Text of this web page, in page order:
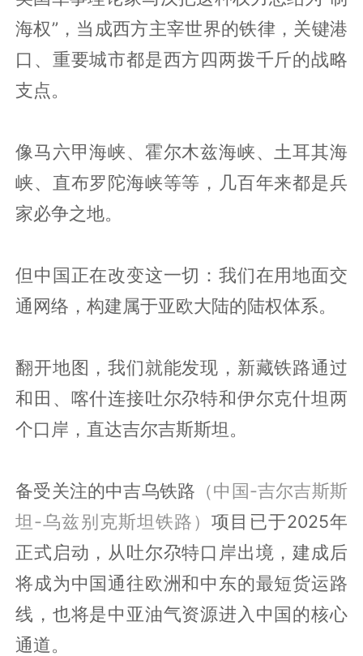
海权”，当成西方主宰世界的铁律，关键港
口、重要城市都是西方四两拨千斤的战略
支点。
像马六甲海峡、霍尔木兹海峡、土耳其海
峡、直布罗陀海峡等等，几百年来都是兵
家必争之地。
但中国正在改变这一切：我们在用地面交
通网络，构建属于亚欧大陆的陆权体系。
翻开地图，我们就能发现，新藏铁路通过
和田、喀什连接吐尔尕特和伊尔克什坦两
个口岸，直达吉尔吉斯斯坦。
备受关注的中吉乌铁路 （中国-吉尔吉斯斯
坦-乌兹别克斯坦铁路）项目已于2025年
正式启动，从吐尔尕特口岸出境，建成后
将成为中国通往欧洲和中东的最短货运路
线，也将是中亚油气资源进入中国的核心
通道。